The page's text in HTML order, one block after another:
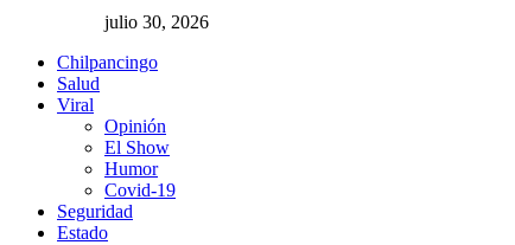
julio 30, 2026
Chilpancingo
Salud
Viral
Opinión
El Show
Humor
Covid-19
Seguridad
Estado